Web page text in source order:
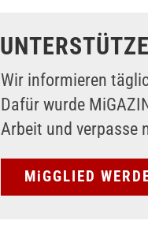
UNTERSTÜTZE
Wir informieren
Dafür wurde
Arbeit und verpasse
MiGGLIED